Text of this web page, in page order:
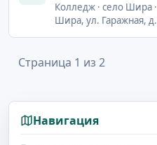
Колледж · село Шира
Шира, ул. Гаражная,
Страница 1 из 2
Навигация